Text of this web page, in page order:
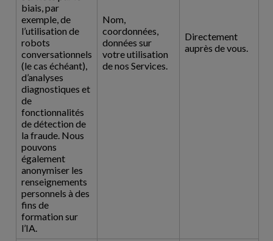
biais, par
exemple, de
l’utilisation de
robots
conversationnels
(le cas échéant),
d’analyses
diagnostiques et
de
fonctionnalités
de détection de
la fraude. Nous
pouvons
également
anonymiser les
renseignements
personnels à des
fins de
formation sur
l’IA.
Nom,
coordonnées,
données sur
votre utilisation
de nos Services.
Directement
auprès de vous.